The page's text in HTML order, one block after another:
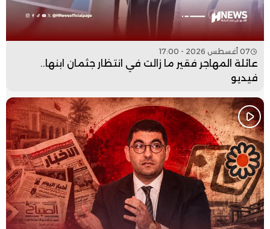
07 أغسطس 2026 - 17:00
عائلة المهاجر فقير ما زالت في انتظار جثمان ابنها..
فيديو